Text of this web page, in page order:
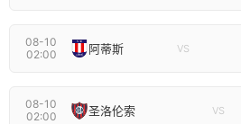
08-10
02:00
阿蒂斯 VS
08-10
02:00
圣洛伦索 VS